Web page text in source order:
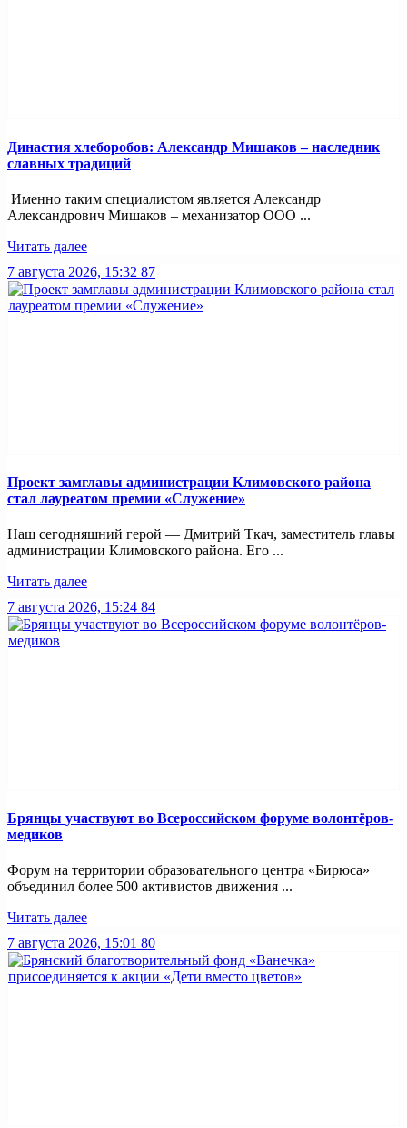
Династия хлеборобов: Александр Мишаков – наследник
славных традиций
Именно таким специалистом является Александр
Александрович Мишаков – механизатор ООО ...
Читать далее
7 августа 2026, 15:32 87
Проект замглавы администрации Климовского района
стал лауреатом премии «Служение»
Наш сегодняшний герой — Дмитрий Ткач, заместитель главы
администрации Климовского района. Его ...
Читать далее
7 августа 2026, 15:24 84
Брянцы участвуют во Всероссийском форуме волонтёров-
медиков
Форум на территории образовательного центра «Бирюса»
объединил более 500 активистов движения ...
Читать далее
7 августа 2026, 15:01 80